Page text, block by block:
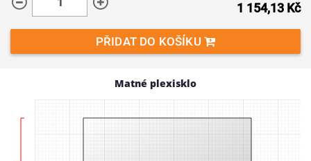
1 154,13Kč
PŘIDAT DO KOŠÍKU
Matné plexisklo